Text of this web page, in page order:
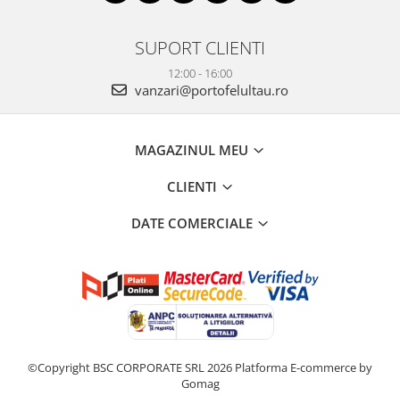
SUPORT CLIENTI
12:00 - 16:00
vanzari@portofelultau.ro
MAGAZINUL MEU
CLIENTI
DATE COMERCIALE
©Copyright BSC CORPORATE SRL 2026 Platforma E-commerce by
Gomag